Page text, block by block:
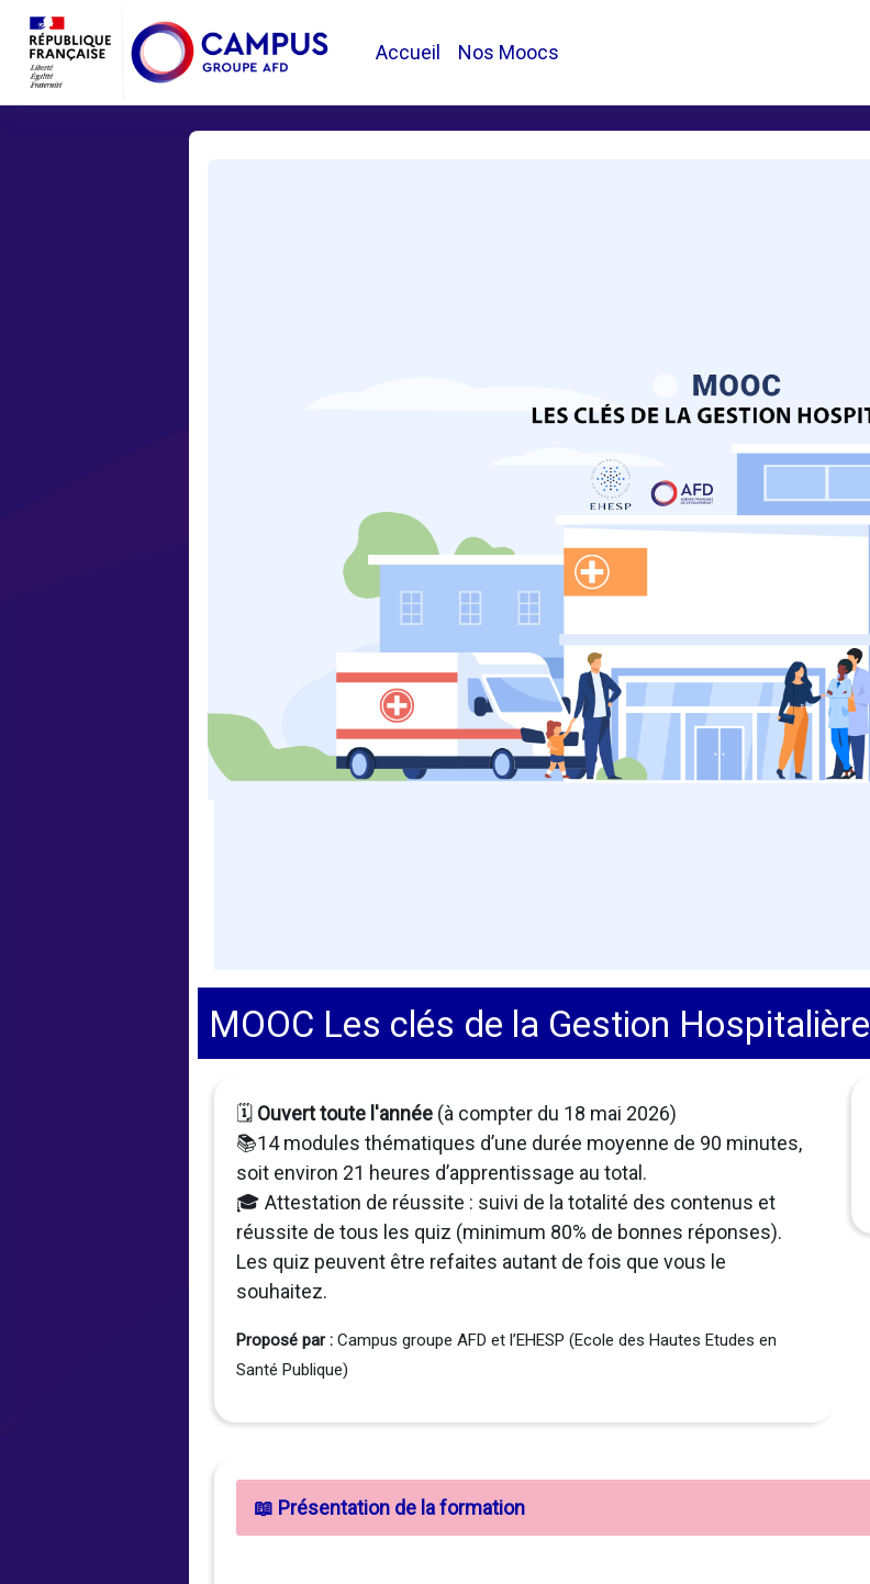
Passer au contenu principal
Accueil
Nos Moocs
MOOC Les clés de la Gestion Hospitalière
🗓️ Ouvert toute l'année (à compter du 18 mai 2026)
📚14 modules thématiques d’une durée moyenne de 90 minutes,
soit environ 21 heures d’apprentissage au total.
🎓 Attestation de réussite : suivi de la totalité des contenus et
réussite de tous les quiz (minimum 80% de bonnes réponses).
Les quiz peuvent être refaites autant de fois que vous le
souhaitez.
Proposé par : Campus groupe AFD et l’EHESP (Ecole des Hautes Etudes en
Santé Publique)
📖 Présentation de la formation